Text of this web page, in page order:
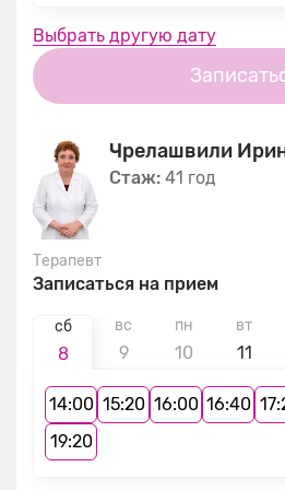
Выбрать другую дату
Чрелашвили
Стаж: 41 год
Терапевт
Записаться на прием
сб
8
вс
9
пн
10
вт
11
14:00 15:20 16:00 16:40
19:20